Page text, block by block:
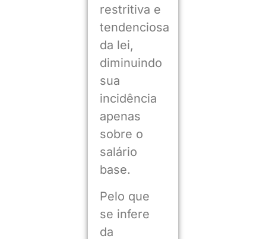
restritiva e
tendenciosa
da lei,
diminuindo
sua
incidência
apenas
sobre o
salário
base.
Pelo que
se infere
da